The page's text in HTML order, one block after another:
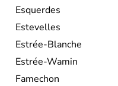
Esquerdes
Estevelles
Estrée-Blanche
Estrée-Wamin
Famechon